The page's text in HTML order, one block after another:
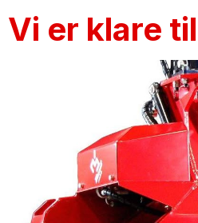
Vi er klare